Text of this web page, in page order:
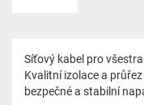
Síťový kabel pro
Kvalitní izolace a
bezpečné a stabilní